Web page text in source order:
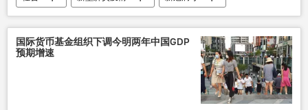
国际货币基金组织下调今明两年中国GDP
预期增速